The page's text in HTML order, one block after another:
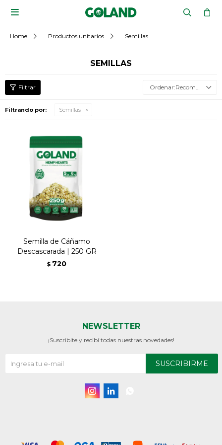

Home Productos unitarios Semillas
SEMILLAS
Recomendados
Filtrando por: Semillas
Semilla de Cáñamo
Descascarada | 250 GR
$ 720
NEWSLETTER
¡Suscribite y recibí todas nuestras novedades!
SUSCRIBIRME
 